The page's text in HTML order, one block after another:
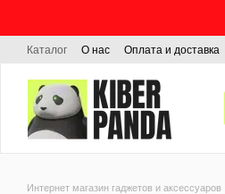
Каталог О нас Оплата и доставка
Интернет магазин гаджетов и аксессуаров